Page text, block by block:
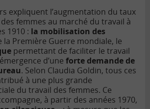
expliquent l’augmentation du taux
femmes au marché du travail à
1910 : la mobilisation des
la Première Guerre mondiale, le
permettant de faciliter le travail
d’une forte demande de
. Selon Claudia Goldin, tous ces
à une plus grande
du travail des femmes. Ce
à partir des années 1970,